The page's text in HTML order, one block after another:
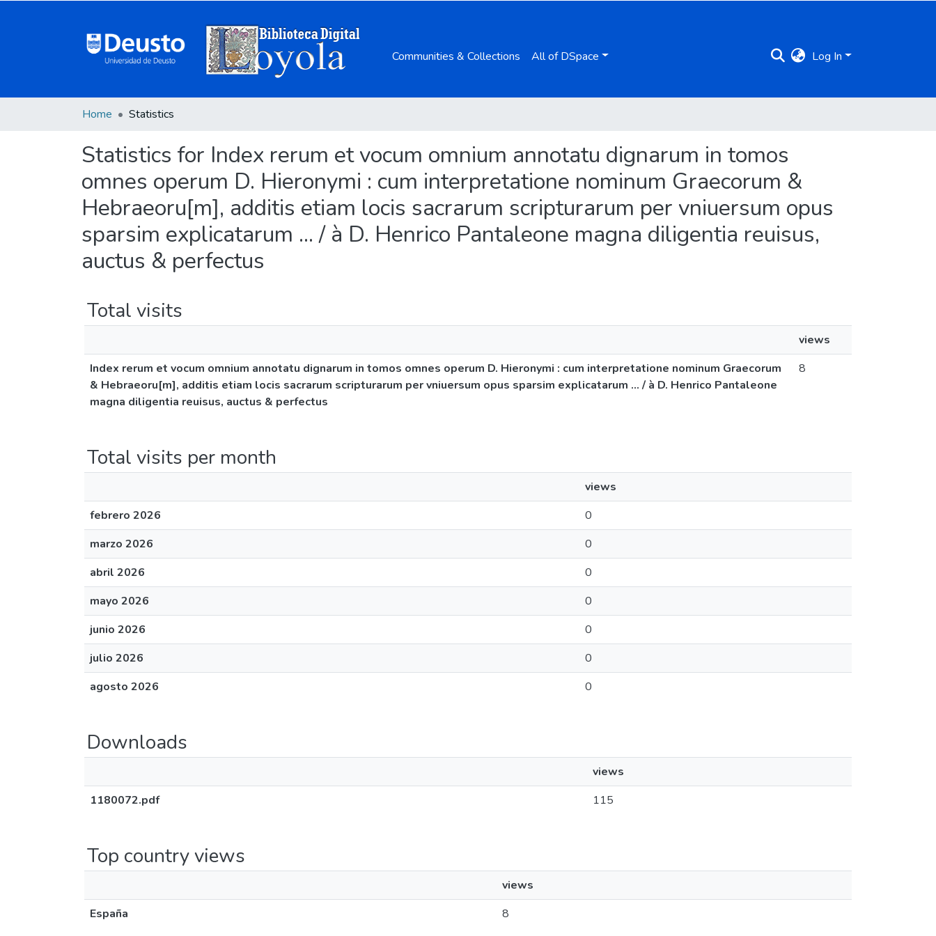
Communities & Collections All of DSpace Log In
Home Statistics
Statistics for Index rerum et vocum omnium annotatu dignarum in tomos
omnes operum D. Hieronymi : cum interpretatione nominum Graecorum &
Hebraeoru[m], additis etiam locis sacrarum scripturarum per vniuersum opus
sparsim explicatarum ... / à D. Henrico Pantaleone magna diligentia reuisus,
auctus & perfectus
Total visits
views
Index rerum et vocum omnium annotatu dignarum in tomos omnes operum D. Hieronymi : cum interpretatione nominum Graecorum
& Hebraeoru[m], additis etiam locis sacrarum scripturarum per vniuersum opus sparsim explicatarum ... / à D. Henrico Pantaleone
magna diligentia reuisus, auctus & perfectus
8
Total visits per month
views
febrero 2026
0
marzo 2026
0
abril 2026
0
mayo 2026
0
junio 2026
0
julio 2026
0
agosto 2026
0
Downloads
views
1180072.pdf
115
Top country views
views
España
8